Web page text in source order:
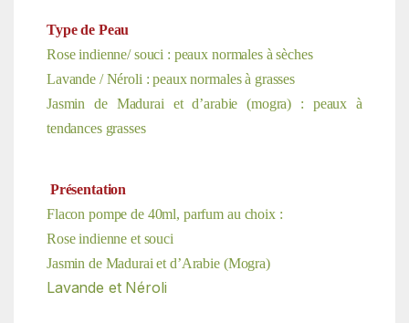
Type de Peau
Rose indienne/ souci : peaux normales à sèches
Lavande / Néroli : peaux normales à grasses
Jasmin de Madurai et d’arabie (mogra) : peaux à
tendances grasses
Présentation
Flacon pompe de 40ml, parfum au choix :
Rose indienne et souci
Jasmin de Madurai et d’Arabie (Mogra)
Lavande et Néroli